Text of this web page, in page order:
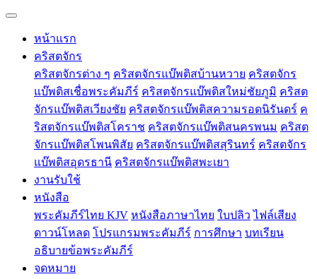
หน้าแรก
คริสตจักร
คริสตจักรต่าง ๆ คริสตจักรแบ๊พติสบ้านหวาย คริสตจักร
แบ๊พติสเชื่อพระคัมภีร์ คริสตจักรแบ๊พติสใหม่ชัยภูมิ คริสต
จักรแบ๊พติสเวียงชัย คริสตจักรแบ๊พติสความรอดนิรันดร์ ค
ริสตจักรแบ๊พติสโคราช คริสตจักรแบ๊พติสนครพนม คริสต
จักรแบ๊พติสโพนพิสัย คริสตจักรแบ๊พติสสุรินทร์ คริสตจักร
แบ๊พติสอุดรธานี คริสตจักรแบ๊พติสพะเยา
งานรับใช้
หนังสือ
พระคัมภีร์ไทย KJV หนังสือภาษาไทย ใบปลิว ไฟล์เสียง
ดาวน์โหลด โปรแกรมพระคัมภีร์ การศึกษา บทเรียน
อธิบายข้อพระคัมภีร์
จดหมาย